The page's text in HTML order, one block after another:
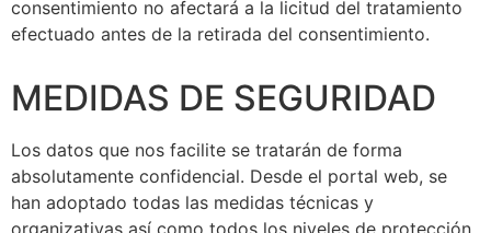
consentimiento no afectará a la licitud del tratamiento
efectuado antes de la retirada del consentimiento.
MEDIDAS DE SEGURIDAD
Los datos que nos facilite se tratarán de forma
absolutamente confidencial. Desde el portal web, se
han adoptado todas las medidas técnicas y
organizativas así como todos los niveles de protección